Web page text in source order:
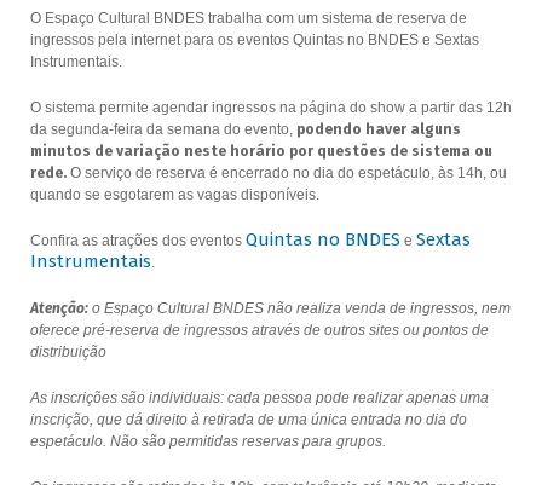
O Espaço Cultural BNDES trabalha com um sistema de reserva de
ingressos pela internet para os eventos Quintas no BNDES e Sextas
Instrumentais.
O sistema permite agendar ingressos na página do show a partir das 12h
da segunda-feira da semana do evento, podendo haver alguns
minutos de variação neste horário por questões de sistema ou
rede.O serviço de reserva é encerrado no dia do espetáculo, às 14h, ou
quando se esgotarem as vagas disponíveis.
Confira as atrações dos eventos Quintas no BNDES e Sextas
Instrumentais.
Atenção:o Espaço Cultural BNDES não realiza venda de ingressos, nem
oferece pré-reserva de ingressos através de outros sites ou pontos de
distribuição
As inscrições são individuais: cada pessoa pode realizar apenas uma
inscrição, que dá direito à retirada de uma única entrada no dia do
espetáculo. Não são permitidas reservas para grupos.